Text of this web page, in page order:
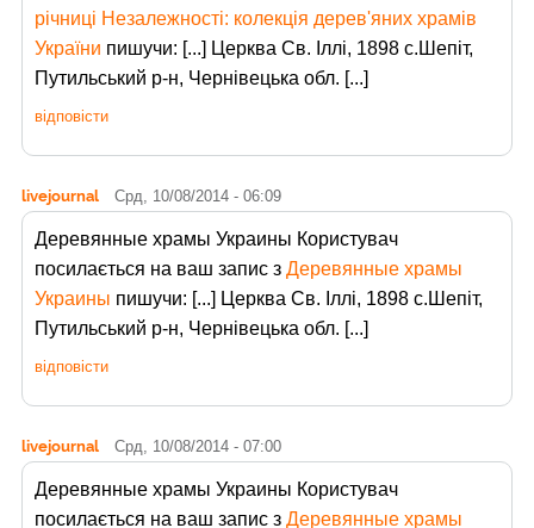
річниці Незалежності: колекція дерев'яних храмів
України пишучи: [...] Церква Св. Іллі, 1898 с.Шепіт,
Путильський р-н, Чернівецька обл. [...]
відповісти
livejournal Срд, 10/08/2014 - 06:09
Деревянные храмы Украины Користувач
посилається на ваш запис з Деревянные храмы
Украины пишучи: [...] Церква Св. Іллі, 1898 с.Шепіт,
Путильський р-н, Чернівецька обл. [...]
відповісти
livejournal Срд, 10/08/2014 - 07:00
Деревянные храмы Украины Користувач
посилається на ваш запис з Деревянные храмы